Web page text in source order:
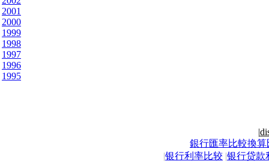
2001
2000
1999
1998
1997
1996
1995
|
銀行匯率比較換算
|银行利率比较 |银行贷款